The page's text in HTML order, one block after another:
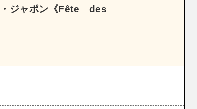
ジャポン《Fête des